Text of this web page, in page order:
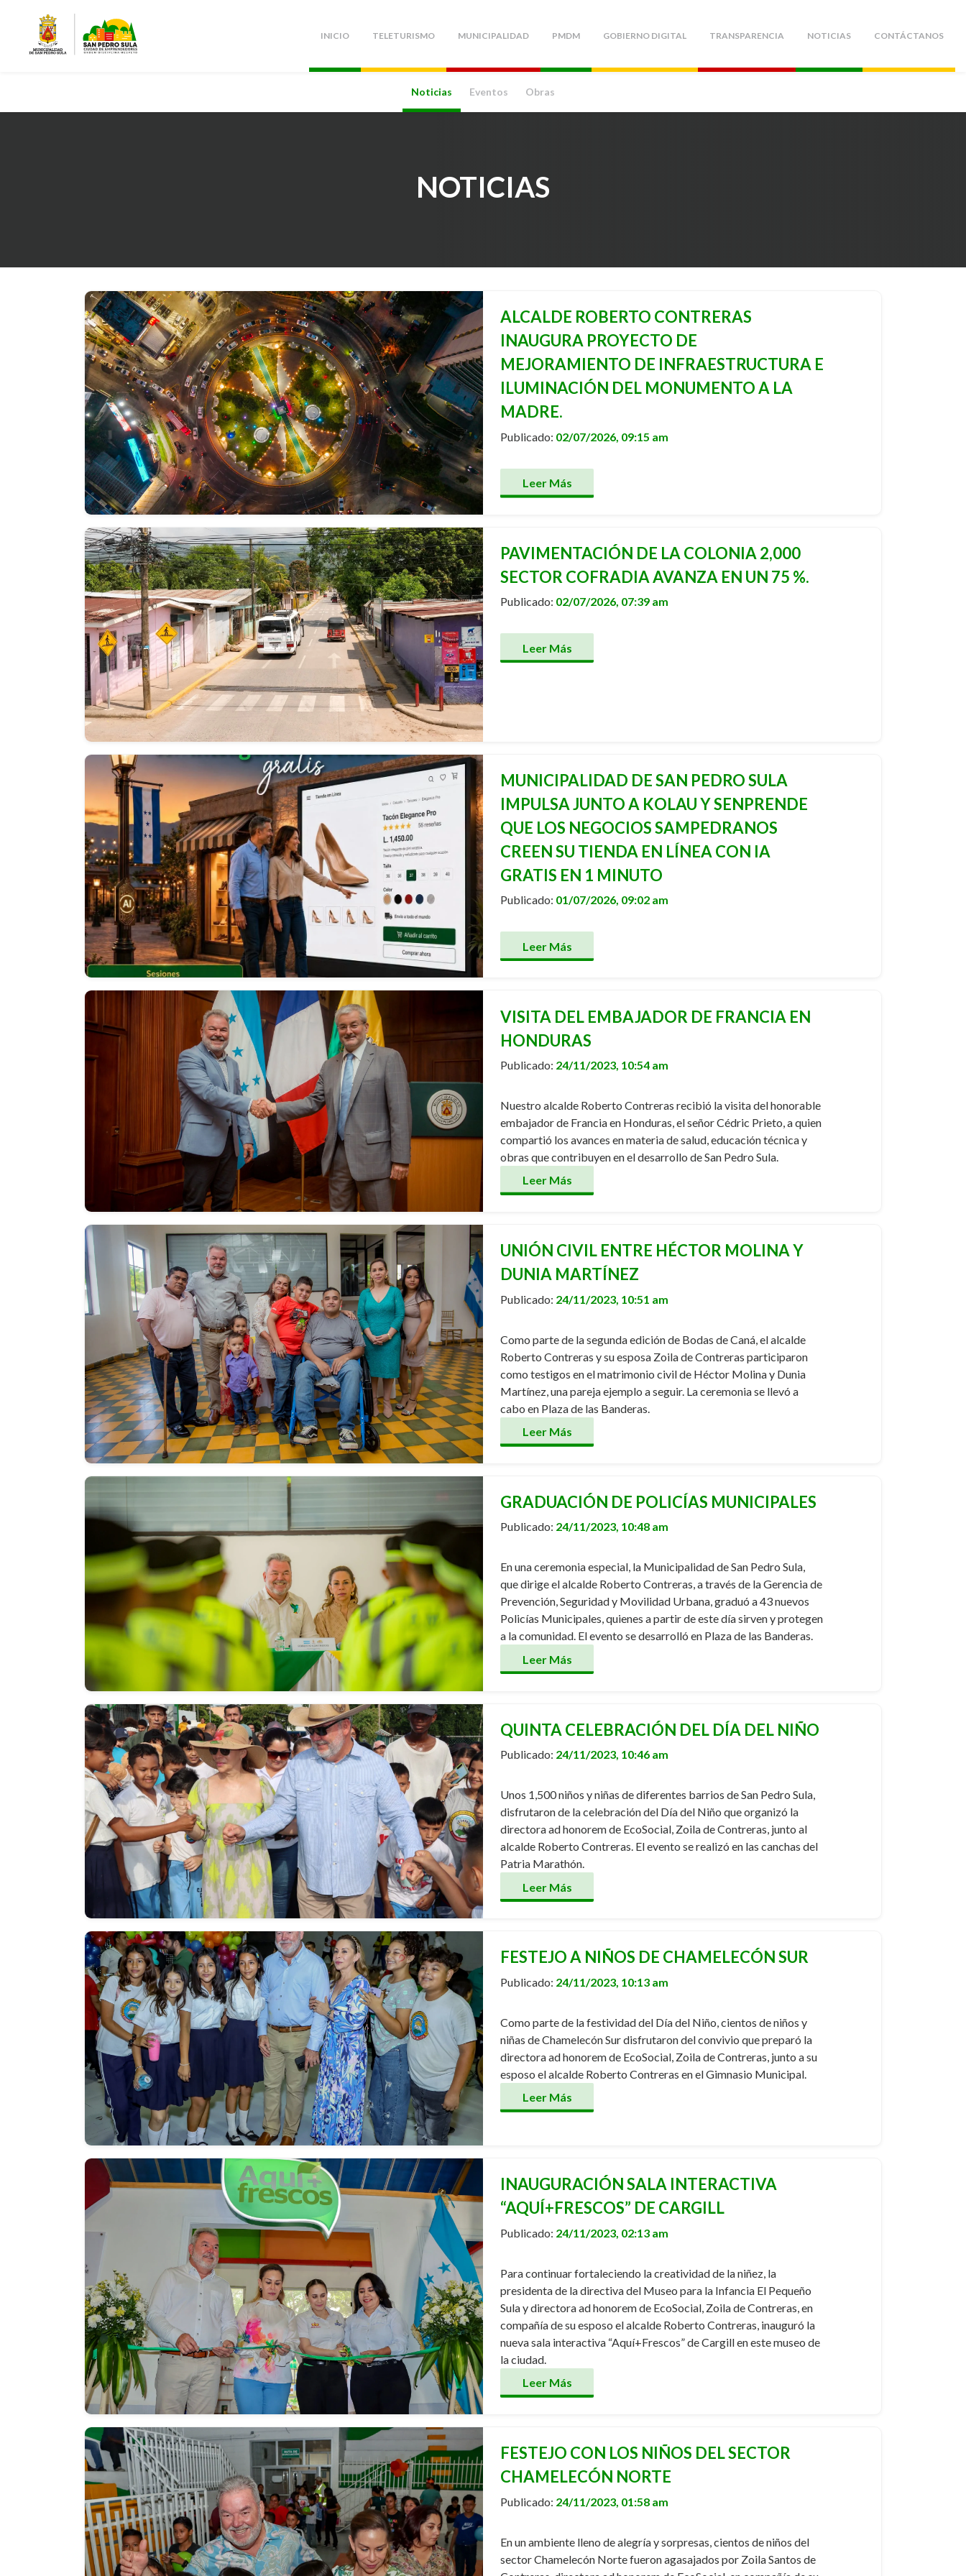
INICIO TELETURISMO MUNICIPALIDAD PMDM GOBIERNO DIGITAL TRANSPARENCIA NOTICIAS CONTÁCTANOS
Noticias Eventos Obras
NOTICIAS
ALCALDE ROBERTO CONTRERAS
INAUGURA PROYECTO DE
MEJORAMIENTO DE INFRAESTRUCTURA E
ILUMINACIÓN DEL MONUMENTO A LA
MADRE.
Publicado: 02/07/2026, 09:15 am
Leer Más
PAVIMENTACIÓN DE LA COLONIA 2,000
SECTOR COFRADIA AVANZA EN UN 75 %.
Publicado: 02/07/2026, 07:39 am
Leer Más
MUNICIPALIDAD DE SAN PEDRO SULA
IMPULSA JUNTO A KOLAU Y SENPRENDE
QUE LOS NEGOCIOS SAMPEDRANOS
CREEN SU TIENDA EN LÍNEA CON IA
GRATIS EN 1 MINUTO
Publicado: 01/07/2026, 09:02 am
Leer Más
VISITA DEL EMBAJADOR DE FRANCIA EN
HONDURAS
Publicado: 24/11/2023, 10:54 am
Nuestro alcalde Roberto Contreras recibió la visita del honorable
embajador de Francia en Honduras, el señor Cédric Prieto, a quien
compartió los avances en materia de salud, educación técnica y
obras que contribuyen en el desarrollo de San Pedro Sula.
Leer Más
UNIÓN CIVIL ENTRE HÉCTOR MOLINA Y
DUNIA MARTÍNEZ
Publicado: 24/11/2023, 10:51 am
Como parte de la segunda edición de Bodas de Caná, el alcalde
Roberto Contreras y su esposa Zoila de Contreras participaron
como testigos en el matrimonio civil de Héctor Molina y Dunia
Martínez, una pareja ejemplo a seguir. La ceremonia se llevó a
cabo en Plaza de las Banderas.
Leer Más
GRADUACIÓN DE POLICÍAS MUNICIPALES
Publicado: 24/11/2023, 10:48 am
En una ceremonia especial, la Municipalidad de San Pedro Sula,
que dirige el alcalde Roberto Contreras, a través de la Gerencia de
Prevención, Seguridad y Movilidad Urbana, graduó a 43 nuevos
Policías Municipales, quienes a partir de este día sirven y protegen
a la comunidad. El evento se desarrolló en Plaza de las Banderas.
Leer Más
QUINTA CELEBRACIÓN DEL DÍA DEL NIÑO
Publicado: 24/11/2023, 10:46 am
Unos 1,500 niños y niñas de diferentes barrios de San Pedro Sula,
disfrutaron de la celebración del Día del Niño que organizó la
directora ad honorem de EcoSocial, Zoila de Contreras, junto al
alcalde Roberto Contreras. El evento se realizó en las canchas del
Patria Marathón.
Leer Más
FESTEJO A NIÑOS DE CHAMELECÓN SUR
Publicado: 24/11/2023, 10:13 am
Como parte de la festividad del Día del Niño, cientos de niños y
niñas de Chamelecón Sur disfrutaron del convivio que preparó la
directora ad honorem de EcoSocial, Zoila de Contreras, junto a su
esposo el alcalde Roberto Contreras en el Gimnasio Municipal.
Leer Más
INAUGURACIÓN SALA INTERACTIVA
“AQUÍ+FRESCOS” DE CARGILL
Publicado: 24/11/2023, 02:13 am
Para continuar fortaleciendo la creatividad de la niñez, la
presidenta de la directiva del Museo para la Infancia El Pequeño
Sula y directora ad honorem de EcoSocial, Zoila de Contreras, en
compañía de su esposo el alcalde Roberto Contreras, inauguró la
nueva sala interactiva “Aquí+Frescos” de Cargill en este museo de
la ciudad.
Leer Más
FESTEJO CON LOS NIÑOS DEL SECTOR
CHAMELECÓN NORTE
Publicado: 24/11/2023, 01:58 am
En un ambiente lleno de alegría y sorpresas, cientos de niños del
sector Chamelecón Norte fueron agasajados por Zoila Santos de